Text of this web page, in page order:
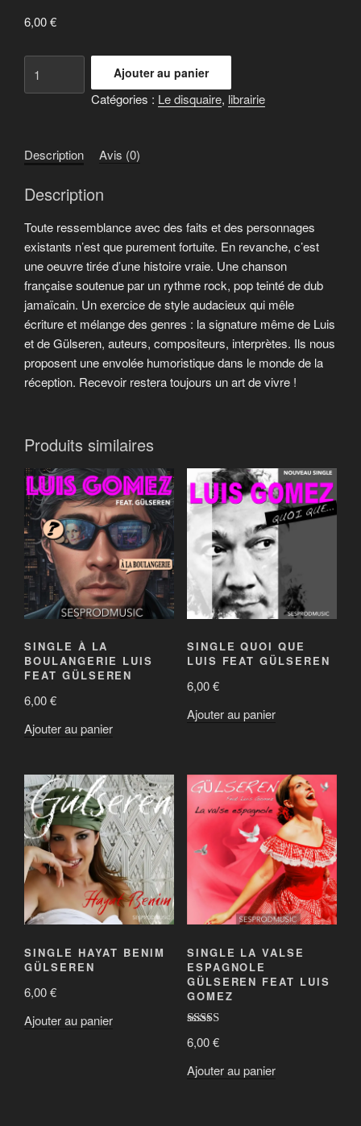
6,00€
Luis
Gülseren
Ajouter au panier
Catégories : Le disquaire, librairie
Description Avis (0)
Description
Toute ressemblance avec des faits et des personnages
existants n’est que purement fortuite. En revanche, c’est
une oeuvre tirée d’une histoire vraie. Une chanson
française soutenue par un rythme rock, pop teinté de dub
jamaïcain. Un exercice de style audacieux qui mêle
écriture et mélange des genres : la signature même de Luis
et de Gülseren, auteurs, compositeurs, interprètes. Ils nous
proposent une envolée humoristique dans le monde de la
réception. Recevoir restera toujours un art de vivre !
Produits similaires
SINGLE À LA
BOULANGERIE LUIS
FEAT GÜLSEREN
6,00€
Ajouter au panier
SINGLE QUOI QUE
LUIS FEAT GÜLSEREN
6,00€
Ajouter au panier
SINGLE HAYAT BENIM
GÜLSEREN
6,00€
Ajouter au panier
SINGLE LA VALSE
ESPAGNOLE
GÜLSEREN FEAT LUIS
GOMEZ
sur 5
6,00€
Ajouter au panier